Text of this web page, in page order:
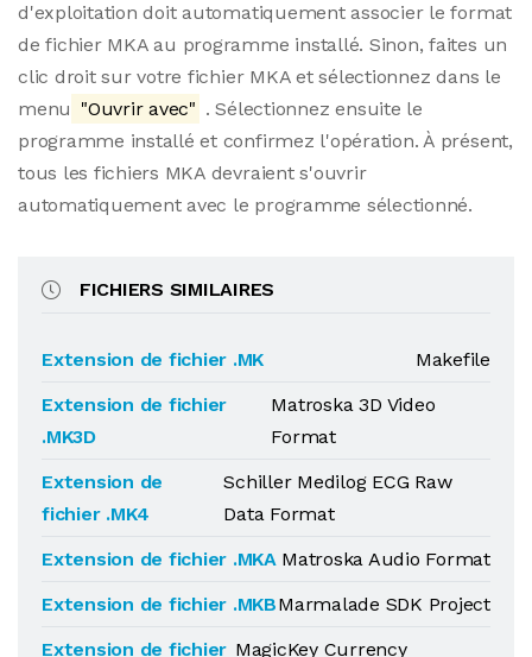
d'exploitation doit automatiquement associer le format
de fichier MKA au programme installé. Sinon, faites un
clic droit sur votre fichier MKA et sélectionnez dans le
menu "Ouvrir avec" . Sélectionnez ensuite le
programme installé et confirmez l'opération. À présent,
tous les fichiers MKA devraient s'ouvrir
automatiquement avec le programme sélectionné.
FICHIERS SIMILAIRES
Extension de fichier .MK
Makefile
Extension de fichier
.MK3D
Matroska 3D Video
Format
Extension de
fichier .MK4
Schiller Medilog ECG Raw
Data Format
Extension de fichier .MKA Matroska Audio Format
Extension de fichier .MKBMarmalade SDK Project
Extension de fichier MagicKey Currency